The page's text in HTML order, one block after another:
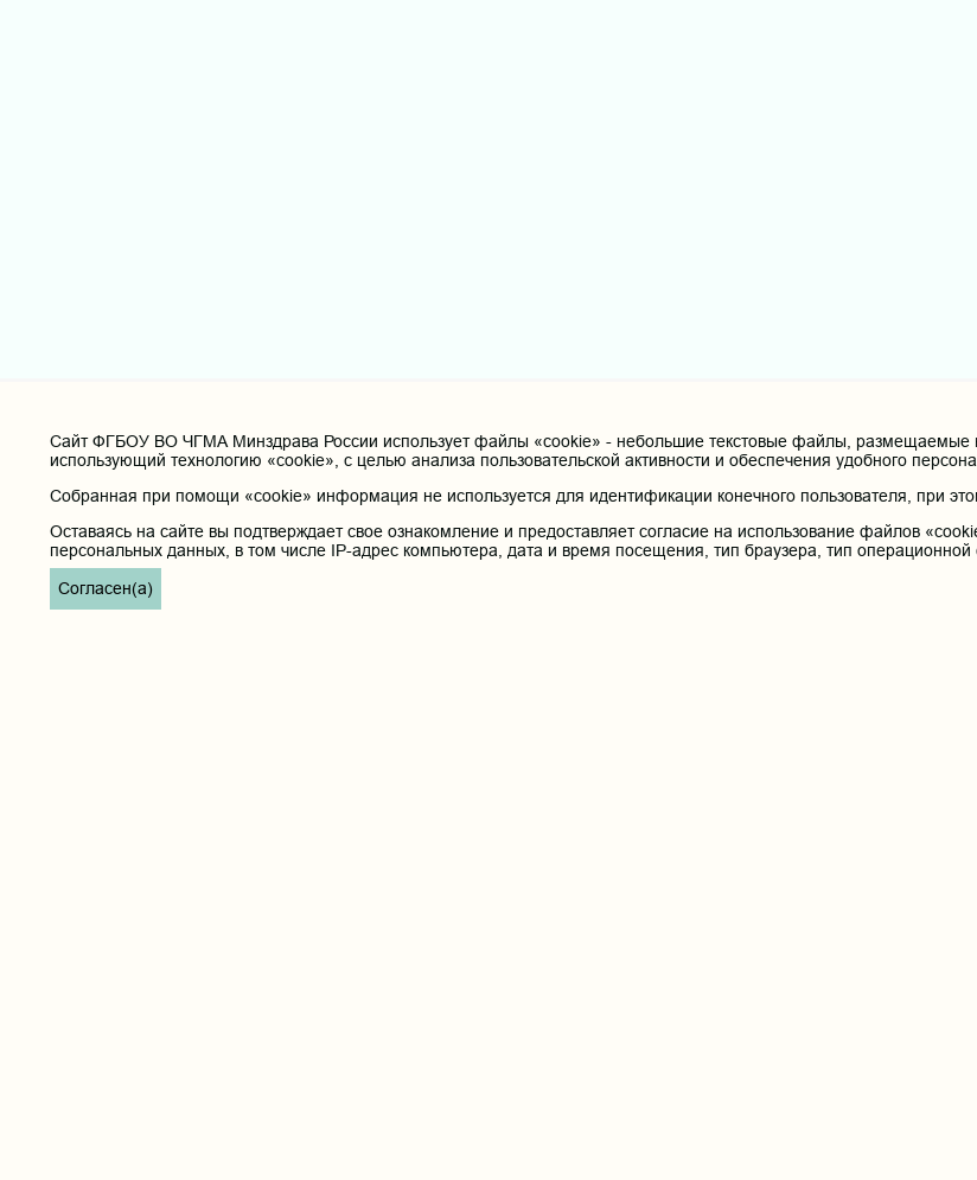
Cайт ФГБОУ ВО ЧГМА Минздрава России использует файлы «cookie» - небольшие текстовые файлы, размещаемые
использующий технологию «cookie», с целью анализа пользовательской активности и обеспечения удобного
Собранная при помощи «cookie» информация не используется для идентификации конечного пользователя, при
Оставаясь на сайте вы подтверждает свое ознакомление и предоставляет согласие на использование файлов
персональных данных, в том числе IP-адрес компьютера, дата и время посещения, тип браузера, тип операционной
Согласен(а)